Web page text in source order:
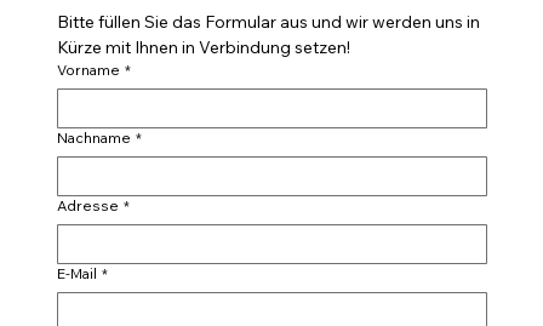
Bitte füllen Sie das Formular aus und wir werden uns in
Kürze mit Ihnen in Verbindung setzen!
Vorname *
Nachname *
Adresse *
E-Mail *